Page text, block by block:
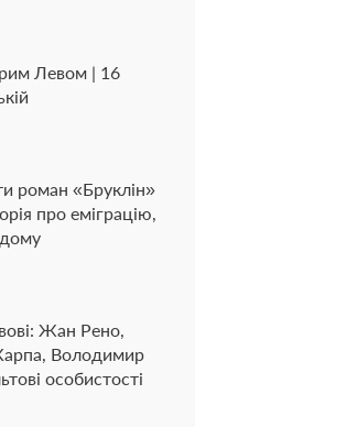
Левом | 16
роман «Бруклін»
про еміграцію,
Жан Рено,
Володимир
особистості